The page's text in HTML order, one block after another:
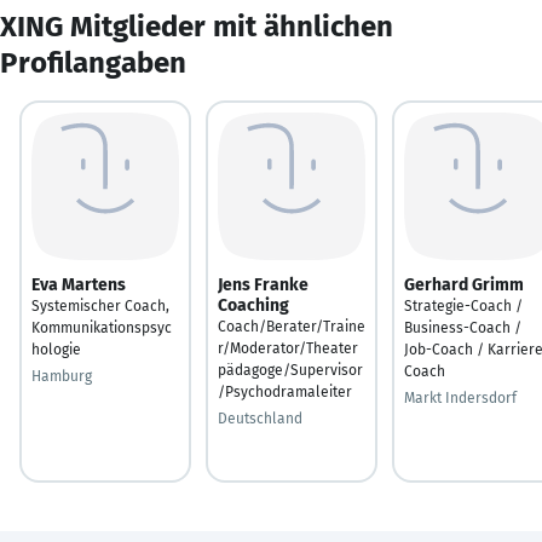
XING Mitglieder mit ähnlichen
Profilangaben
Eva Martens
Systemischer Coach,
Kommunikationspsyc
hologie
Hamburg
Jens Franke
Coaching
Coach/Berater/Traine
r/Moderator/Theater
pädagoge/Supervisor
/Psychodramaleiter
Deutschland
Gerhard Grimm
Strategie-Coach /
Business-Coach /
Job-Coach /
Coach
Markt Indersdorf